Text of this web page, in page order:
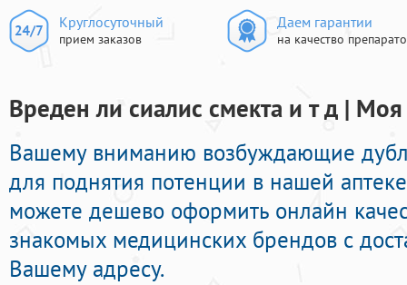
Круглосуточный
прием заказов
Даем гарантии
на качество
Вреден ли сиалис смекта и т д |
Вашему вниманию возбуждающие
для поднятия потенции в нашей
можете дешево оформить онлайн
знакомых медицинских брендов с
Вашему адресу.